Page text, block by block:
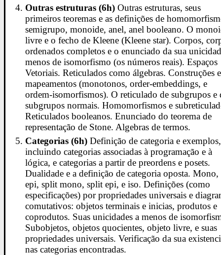
Outras estruturas (6h) Outras estruturas, seus
primeiros teoremas e as definições de
semigrupo, monoide, anel, anel booleano. O
livre e o fecho de Kleene (Kleene star). Corpos,
ordenados completos e o enunciado da sua
menos de isomorfismo (os números reais). Espaços
Vetoriais. Reticulados como álgebras. Construções e
mapeamentos (monotonos, order-embeddings, e
ordem-isomorfismos). O reticulado de subgrupos e
subgrupos normais. Homomorfismos e
Reticulados booleanos. Enunciado do teorema de
representação de Stone. Algebras de termos.
Categorias (6h) Definição de categoria e exemplos,
incluindo categorias associadas à programação e à
lógica, e categorias a partir de preordens e posets.
Dualidade e a definição de categoria oposta. Mono,
epi, split mono, split epi, e iso. Definições (como
especificações) por propriedades universais e
comutativos: objetos terminais e inicias, produtos e
coprodutos. Suas unicidades a menos de
Subobjetos, objetos quocientes, objeto livre, e suas
propriedades universais. Verificação da sua
nas categorias encontradas.